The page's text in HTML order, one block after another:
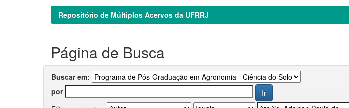
Repositório de Múltiplos Acervos da UFRRJ
Página de Busca
Buscar em:
por